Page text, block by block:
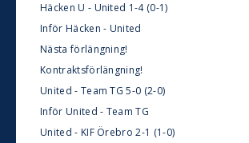
Häcken U - United 1-4 (0-1)
Inför Häcken - United
Nästa förlängning!
Kontraktsförlängning!
United - Team TG 5-0 (2-0)
Inför United - Team TG
United - KIF Örebro 2-1 (1-0)